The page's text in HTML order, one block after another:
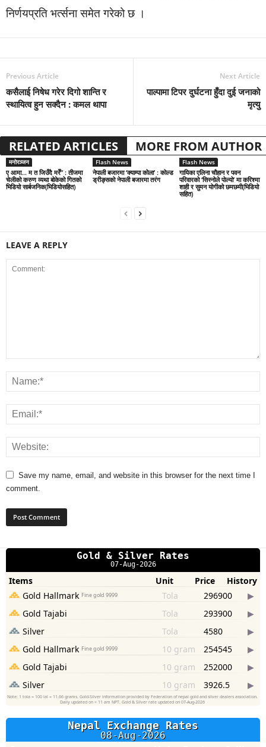
निर्णयप्रति भर्त्सना समेत गरेको छ ।
Previous Article
कसैलाई निषेध गरेर दिगो शान्ति र
स्थायित्व हुन सक्दैन : कमल थापा
Next Article
पाल्पामा टिपर दुर्घटना हुँदा दुई जनाको
मृत्यु
RELATED ARTICLES MORE FROM AUTHOR
मनोरञ्जन
ए आमा… म त जिउँदै मरेँ” : तीजमा
चेलीको करुण व्यथा बोकेको गितको
भिडियो सार्बजनिक(भिडियोसहित)
Flash News
नेपाली बजारमा ‘क्याम्पा कोला’ : कोल्ड
ड्रीङ्सको नेपाली बजारमा तरंग
Flash News
गायिका एलिना चौहान र पवन
परिवारको ‘सिस्नोले पोल्यो’ मा करिश्मा
शाही र सुमन योगीको छमछमी(भिडियो
सहित)
LEAVE A REPLY
Save my name, email, and website in this browser for the next time I
comment.